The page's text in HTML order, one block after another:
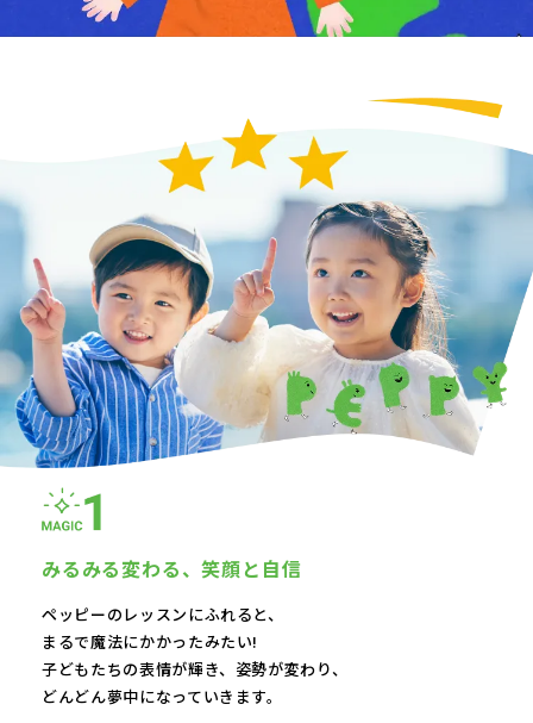
みるみる変わる、笑顔と自信
ペッピーのレッスンにふれると、
まるで魔法にかかったみたい!
子どもたちの表情が輝き、 姿勢が変わり、
どんどん夢中になっていきます。